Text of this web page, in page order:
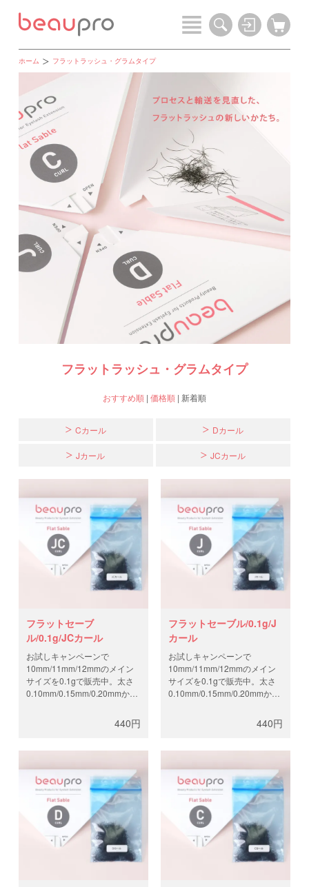
ホーム フラットラッシュ・グラムタイプ
フラットラッシュ・グラムタイプ
おすすめ順| 価格順| 新着順
Cカール Dカール
Jカール JCカール
フラットセーブ
ル/0.1g/JCカール
お試しキャンペーンで
10mm/11mm/12mmのメイン
サイズを0.1gで販売中。太さ
0.10mm/0.15mm/0.20mmから
ランドLashvougで人気のフラ
ットセーブルを、グラムパッ
ラットラッシュを低価格で。
440円
フラットセーブル/0.1g/J
カール
お試しキャンペーンで
10mm/11mm/12mmのメイン
サイズを0.1gで販売中。太さ
0.10mm/0.15mm/0.20mmから
ランドLashvougで人気のフラ
ットセーブルを、グラムパッ
ラットラッシュを低価格で。
440円